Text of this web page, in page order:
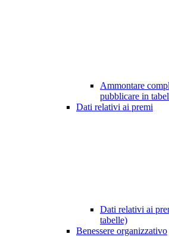
Ammontare
pubblicare in
Dati relativi ai premi
Dati relativi ai
tabelle)
Benessere organizzativo